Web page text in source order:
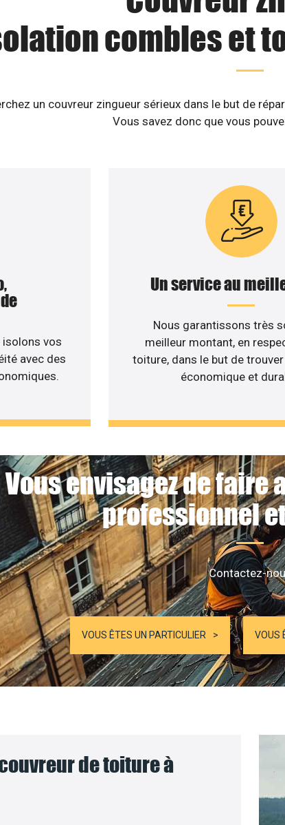
combles et
un couvreur zingueur sérieux dans le but de
Vous savez donc que vous
isolons vos
avec des
Un service au
Nous garantissons très
meilleur montant, en
toiture, dans le but de
économique et
Vous envisagez de faire
professionnel
Contactez-
VOUS ÊTES UN PARTICULIER VOUS
de toiture à